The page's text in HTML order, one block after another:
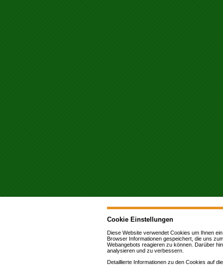
Cookie Einstellungen
Diese Website verwendet Cookies um Ihnen
Browser Informationen gespeichert, die uns
Webangebots reagieren zu können. Darüber
analysieren und zu verbessern.
Detaillierte Informationen zu den Cookies auf